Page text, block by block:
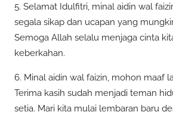
5. Selamat Idulfitri, minal aidin wal
segala sikap dan ucapan yang
Semoga Allah selalu menjaga cinta
keberkahan.
6. Minal aidin wal faizin, mohon maaf
Terima kasih sudah menjadi teman
setia. Mari kita mulai lembaran baru